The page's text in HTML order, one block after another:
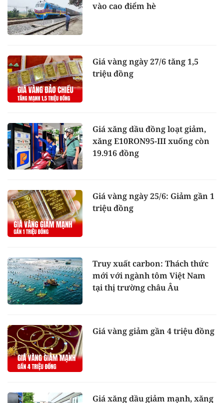
vào cao điểm hè
Giá vàng ngày 27/6 tăng 1,5
triệu đồng
Giá xăng dầu đồng loạt giảm,
xăng E10RON95-III xuống còn
19.916 đồng
Giá vàng ngày 25/6: Giảm gần 1
triệu đồng
Truy xuất carbon: Thách thức
mới với ngành tôm Việt Nam
tại thị trường châu Âu
Giá vàng giảm gần 4 triệu đồng
Giá xăng dầu giảm mạnh, xăng